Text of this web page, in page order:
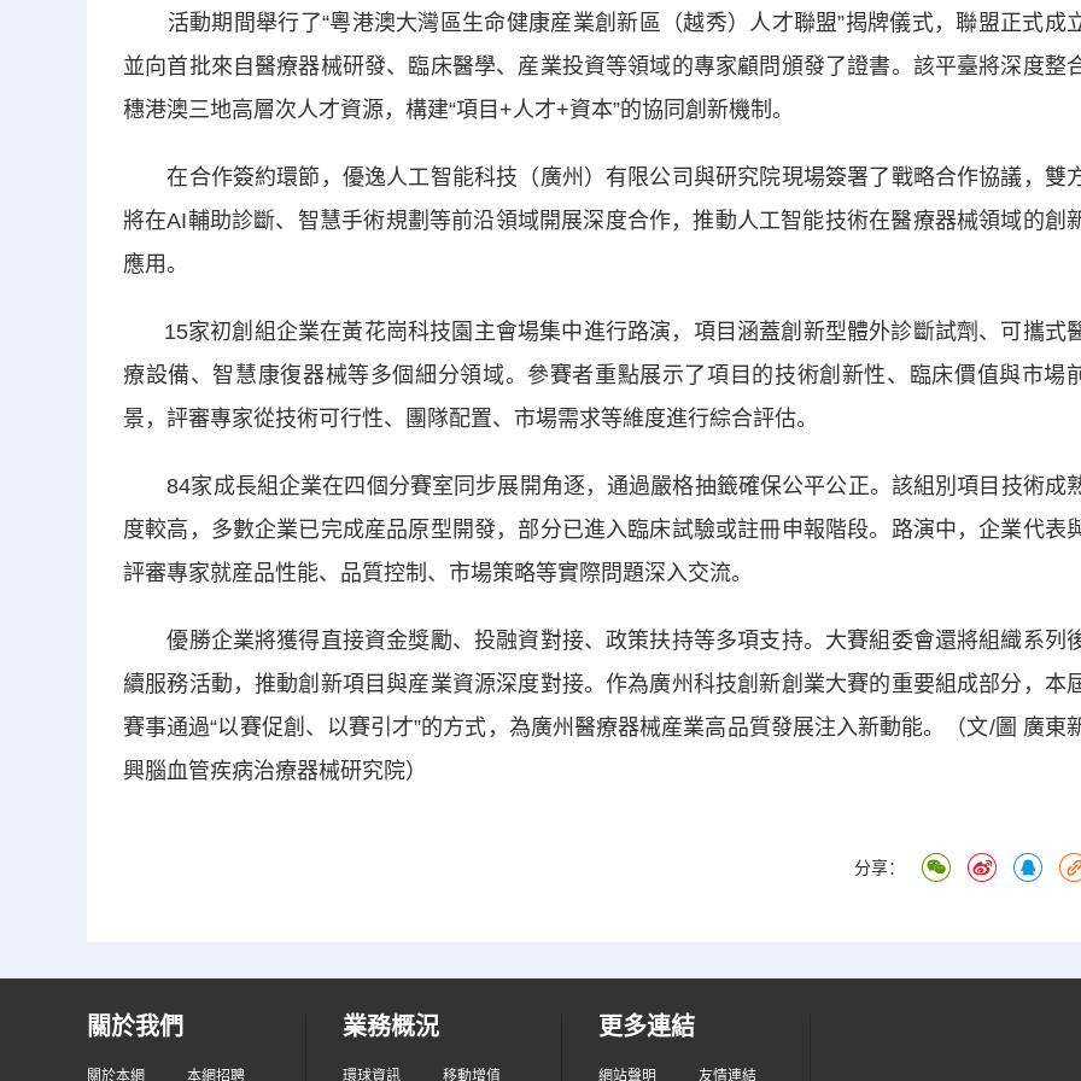
活動期間舉行了“粵港澳大灣區生命健康産業創新區（越秀）人才聯盟”揭牌儀式，聯盟正式成
並向首批來自醫療器械研發、臨床醫學、産業投資等領域的專家顧問頒發了證書。該平臺將深度整
穗港澳三地高層次人才資源，構建“項目+人才+資本”的協同創新機制。
在合作簽約環節，優逸人工智能科技（廣州）有限公司與研究院現場簽署了戰略合作協議，雙
將在AI輔助診斷、智慧手術規劃等前沿領域開展深度合作，推動人工智能技術在醫療器械領域的創
應用。
15家初創組企業在黃花崗科技園主會場集中進行路演，項目涵蓋創新型體外診斷試劑、可攜式
療設備、智慧康復器械等多個細分領域。參賽者重點展示了項目的技術創新性、臨床價值與市場
景，評審專家從技術可行性、團隊配置、市場需求等維度進行綜合評估。
84家成長組企業在四個分賽室同步展開角逐，通過嚴格抽籤確保公平公正。該組別項目技術成
度較高，多數企業已完成産品原型開發，部分已進入臨床試驗或註冊申報階段。路演中，企業代表
評審專家就産品性能、品質控制、市場策略等實際問題深入交流。
優勝企業將獲得直接資金獎勵、投融資對接、政策扶持等多項支持。大賽組委會還將組織系列
續服務活動，推動創新項目與産業資源深度對接。作為廣州科技創新創業大賽的重要組成部分，本
賽事通過“以賽促創、以賽引才”的方式，為廣州醫療器械産業高品質發展注入新動能。（文/圖 廣東
興腦血管疾病治療器械研究院）
分享：
關於我們
關於本網 本網招聘
業務概況
環球資訊 移動增值
更多連結
網站聲明 友情連結